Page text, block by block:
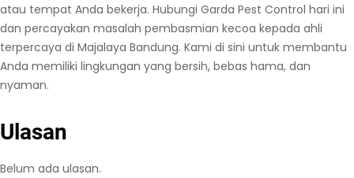
atau tempat Anda bekerja. Hubungi Garda Pest Control hari ini
dan percayakan masalah pembasmian kecoa kepada ahli
terpercaya di Majalaya Bandung. Kami di sini untuk membantu
Anda memiliki lingkungan yang bersih, bebas hama, dan
nyaman.
Ulasan
Belum ada ulasan.